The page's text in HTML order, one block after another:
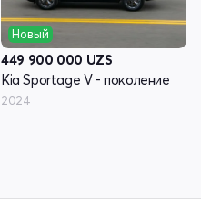
Новый
449 900 000 UZS
Kia Sportage V - поколение
2024